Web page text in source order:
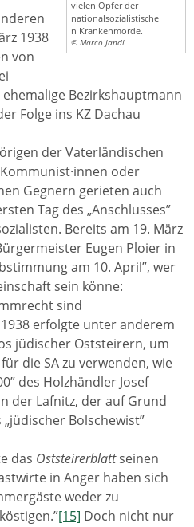
vielen Opfer der
nationalsozialistische
n Krankenmorde.
© Marco Jandl
1938
von
Bezirkshauptmann
Folge ins KZ Dachau
der Vaterländischen
oder
Gegnern gerieten auch
Tag des „Anschlusses”
Bereits am 19. März
Eugen Ploier in
am 10. April”, wer
sein könne:
sind
erfolgte unter anderem
jüdischer Oststeirern, um
die SA zu verwenden, wie
des Holzhändler Josef
der Lafnitz, der auf Grund
Bolschewist”
das Oststeirerblattseinen
in Anger haben sich
weder zu
[15] Doch nicht nur